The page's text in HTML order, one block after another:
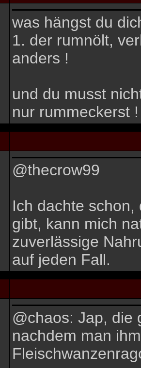
was hängst du
1. der rumnölt,
anders !
und du musst
nur rummeckerst
@thecrow99
Ich dachte schon,
gibt, kann mich
zuverlässige
auf jeden Fall.
@chaos: Jap, die
nachdem man